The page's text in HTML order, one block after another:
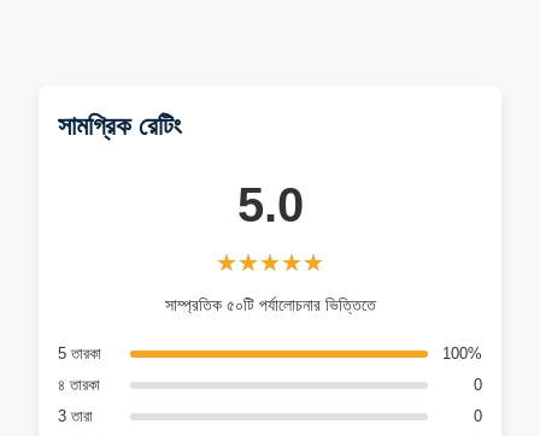
সামগ্রিক রেটিং
5.0
★★★★★
★★★★★
সাম্প্রতিক ৫০টি পর্যালোচনার ভিত্তিতে
5 তারকা
100%
৪ তারকা
0
3 তারা
0